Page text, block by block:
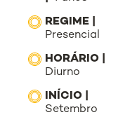
REGIME |
Presencial
HORÁRIO |
Diurno
INÍCIO |
Setembro